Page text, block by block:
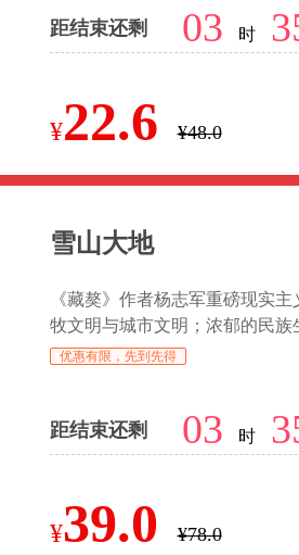
距结束还剩 03 时
¥22.6 ¥48.0
雪山大地
《藏獒》作者杨志军重磅现实
牧文明与城市文明；浓郁的民
优惠有限，先到先得
距结束还剩 03 时
¥39.0 ¥78.0